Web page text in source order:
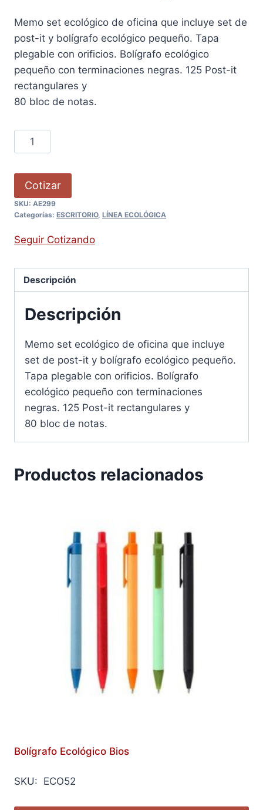
Memo set ecológico de oficina que incluye set de
post-it y bolígrafo ecológico pequeño. Tapa
plegable con orificios. Bolígrafo ecológico
pequeño con terminaciones negras. 125 Post-it
rectangulares y
80 bloc de notas.
Cotizar
SKU: AE299
Categorías: ESCRITORIO, LÍNEA ECOLÓGICA
Seguir Cotizando
Descripción
Descripción
Memo set ecológico de oficina que incluye
set de post-it y bolígrafo ecológico pequeño.
Tapa plegable con orificios. Bolígrafo
ecológico pequeño con terminaciones
negras. 125 Post-it rectangulares y
80 bloc de notas.
Productos relacionados
Bolígrafo Ecológico Bios
SKU: ECO52